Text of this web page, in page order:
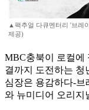
▲팩추얼 다큐멘터리 '브레
제공)
MBC충북이 로컬에
결까지 도전하는 청
심장은 용감하다-브
와 뉴미디어 오리지